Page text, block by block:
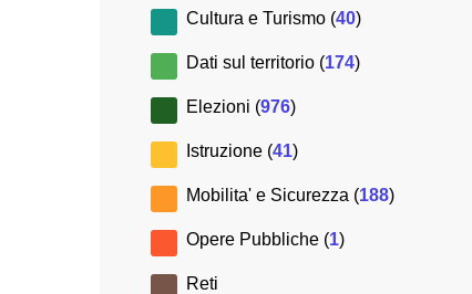
Cultura e Turismo (40)
Dati sul territorio (174)
Elezioni (976)
Istruzione (41)
Mobilita' e Sicurezza (188)
Opere Pubbliche (1)
Reti